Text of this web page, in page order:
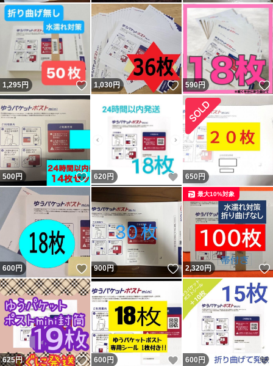
1,295円 いいね！
1,030円 いいね！
590円
500円 いいね！
620 円 いいね！
650円
600円 いいね！
900円 いいね！
2,320円
最大10%対象
625円 いいね！
600 円 いいね！
600 円